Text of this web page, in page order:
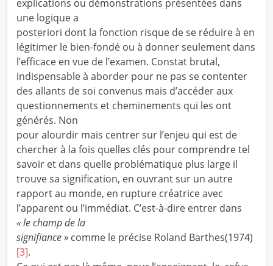
explications ou démonstrations présentées dans
une logique a
posteriori dont la fonction risque de se réduire à en
légitimer le bien-fondé ou à donner seulement dans
l’efficace en vue de l’examen. Constat brutal,
indispensable à aborder pour ne pas se contenter
des allants de soi convenus mais d’accéder aux
questionnements et cheminements qui les ont
générés. Non
pour alourdir mais centrer sur l’enjeu qui est de
chercher à la fois quelles clés pour comprendre tel
savoir et dans quelle problématique plus large il
trouve sa signification, en ouvrant sur un autre
rapport au monde, en rupture créatrice avec
l’apparent ou l’immédiat. C’est-à-dire entrer dans
« le champ de la
signifiance »comme le précise Roland Barthes(1974)
[3].